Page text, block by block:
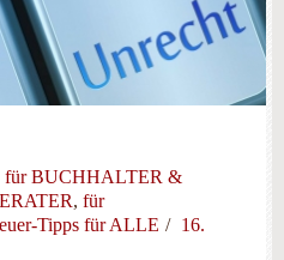
für BUCHHALTER &
, für
Tipps für ALLE
16.